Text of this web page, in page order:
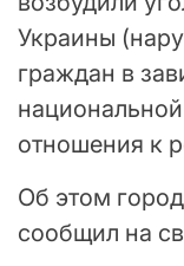
Украины
граждан в
отношения к
Об этом
сообщил на